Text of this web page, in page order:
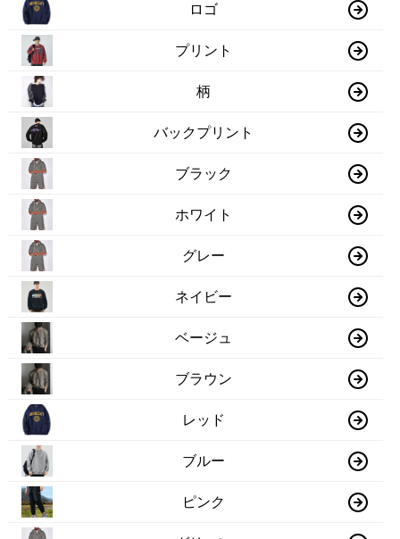
ロゴ
プリント
柄
バックプリント
ブラック
ホワイト
グレー
ネイビー
ベージュ
ブラウン
レッド
ブルー
ピンク